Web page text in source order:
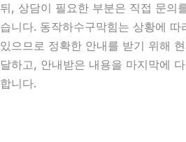
뒤, 상담이 필요한 부분은 직접 문의
습니다. 동작하수구막힘는 상황에
있으므로 정확한 안내를 받기 위해
달하고, 안내받은 내용을 마지막에
합니다.